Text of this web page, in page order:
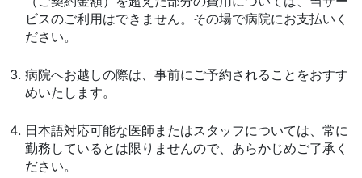
ビスのご利用はできません。その場で病院にお支払いく
ださい。
病院へお越しの際は、事前にご予約されることをおすす
めいたします。
日本語対応可能な医師またはスタッフについては、常に
勤務しているとは限りませんので、あらかじめご了承く
ださい。